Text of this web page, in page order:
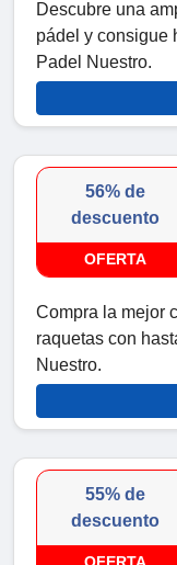
Descubre una
pádel y consigue
Padel Nuestro.
56% de
descuento
OFERTA
Compra la mejor
raquetas con
Nuestro.
55% de
descuento